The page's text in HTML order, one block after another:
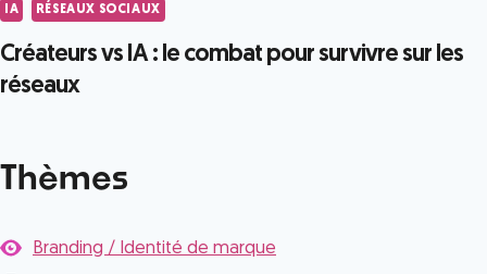
IA RÉSEAUX SOCIAUX
Créateurs vs IA : le combat pour survivre sur les
réseaux
Thèmes
Branding / Identité de marque